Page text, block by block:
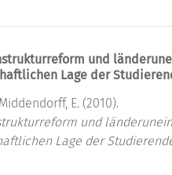
und
Lage der
E. (2010).
und
Lage der